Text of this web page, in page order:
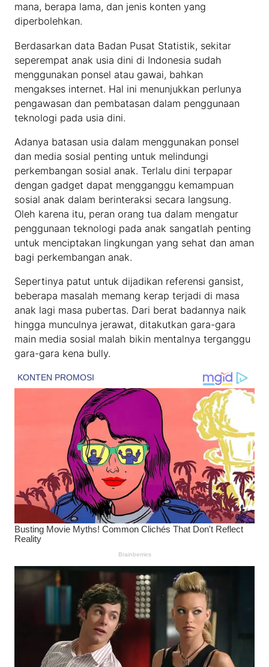
mana, berapa lama, dan jenis konten yang
diperbolehkan.
Berdasarkan data Badan Pusat Statistik, sekitar
seperempat anak usia dini di Indonesia sudah
menggunakan ponsel atau gawai, bahkan
mengakses internet. Hal ini menunjukkan perlunya
pengawasan dan pembatasan dalam penggunaan
teknologi pada usia dini.
Adanya batasan usia dalam menggunakan ponsel
dan media sosial penting untuk melindungi
perkembangan sosial anak. Terlalu dini terpapar
dengan gadget dapat mengganggu kemampuan
sosial anak dalam berinteraksi secara langsung.
Oleh karena itu, peran orang tua dalam mengatur
penggunaan teknologi pada anak sangatlah penting
untuk menciptakan lingkungan yang sehat dan aman
bagi perkembangan anak.
Sepertinya patut untuk dijadikan referensi gansist,
beberapa masalah memang kerap terjadi di masa
anak lagi masa pubertas. Dari berat badannya naik
hingga munculnya jerawat, ditakutkan gara-gara
main media sosial malah bikin mentalnya terganggu
gara-gara kena bully.